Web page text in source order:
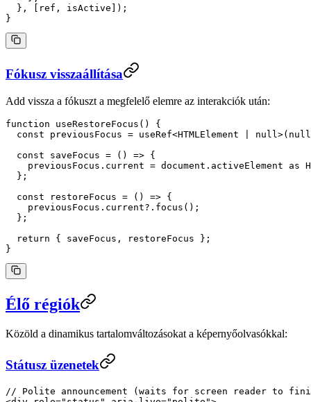
  }, [ref, isActive]);
}
Fókusz visszaállítása
Add vissza a fókuszt a megfelelő elemre az interakciók után:
function useRestoreFocus () {
  const
previousFocus = useRef<HTMLElement null >( null
  const
saveFocus = () => {
    previousFocus.current
= document.activeElement as
  };
  const
restoreFocus = () => {
    previousFocus.current?.
focus ();
  };
  return
{ saveFocus, restoreFocus };
}
Élő régiók
Közöld a dinamikus tartalomváltozásokat a képernyőolvasókkal:
Státusz üzenetek
// Polite announcement (waits for screen reader to